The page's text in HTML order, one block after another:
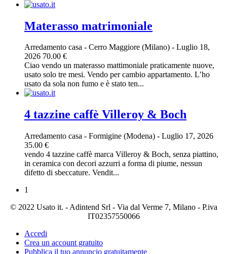
Materasso matrimoniale
Arredamento casa - Cerro Maggiore (Milano) - Luglio 18,
2026 70.00 €
Ciao vendo un materasso mattimoniale praticamente nuove,
usato solo tre mesi. Vendo per cambio appartamento. L’ho
usato da sola non fumo e è stato ten...
4 tazzine caffè Villeroy & Boch
Arredamento casa - Formigine (Modena) - Luglio 17, 2026
35.00 €
vendo 4 tazzine caffè marca Villeroy & Boch, senza piattino,
in ceramica con decori azzurri a forma di piume, nessun
difetto di sbeccature. Vendit...
1
© 2022 Usato it. - Adintend Srl - Via dal Verme 7, Milano - P.iva
IT02357550066
Accedi
Crea un account gratuito
Pubblica il tuo annuncio gratuitamente